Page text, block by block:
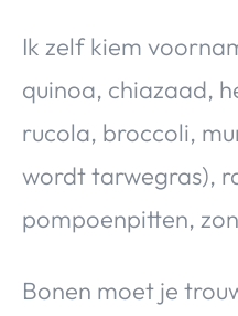
Ik zelf kiem
quinoa, chiazaad,
rucola, broccoli,
wordt tarwegras),
pompoenpitten,
Bonen moet je